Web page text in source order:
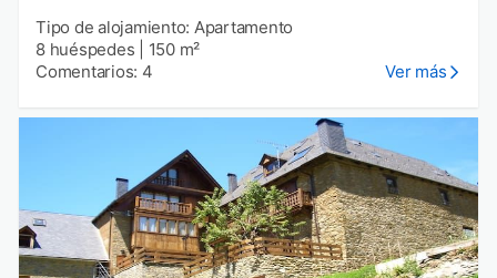
Tipo de alojamiento: Apartamento
8 huéspedes
150 m²
Comentarios: 4
Ver más